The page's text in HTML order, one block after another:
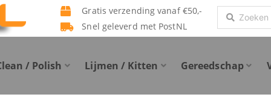
Gratis verzending vanaf €50,-
Snel geleverd met PostNL
Search
...
/ Polish Lijmen / Kitten Gereedschap